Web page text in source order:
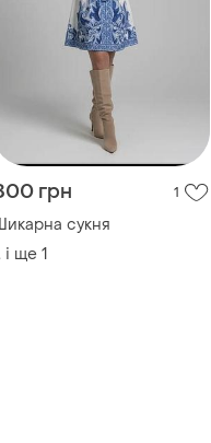
грн 1
сукня
і ще 1